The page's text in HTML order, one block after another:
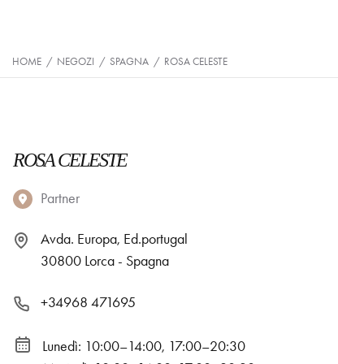
HOME / NEGOZI / SPAGNA / ROSA CELESTE
ROSA CELESTE
Partner
Avda. Europa, Ed.portugal
30800 Lorca - Spagna
+34968 471695
Lunedì: 10:00–14:00, 17:00–20:30